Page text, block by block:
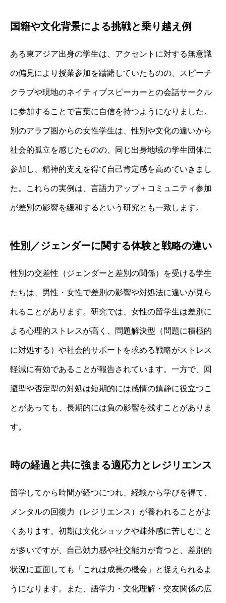
国籍や文化背景による挑戦と乗り越え例
ある東アジア出身の学生は、アクセントに対する無意識
の偏見により授業参加を躊躇していたものの、スピーチ
クラブや現地のネイティブスピーカーとの会話サークル
に参加することで言葉に自信を持つようになりました。
別のアラブ圏からの女性学生は、性別や文化の違いから
社会的孤立を感じたものの、同じ出身地域の学生団体に
参加し、精神的支えを得て自己肯定感を高めていきまし
た。これらの実例は、言語力アップ＋コミュニティ参加
が差別の影響を緩和するという研究とも一致します。
性別／ジェンダーに関する体験と戦略の違い
性別の交差性（ジェンダーと差別の関係）を受ける学生
たちは、男性・女性で差別の影響や対処法に違いが見ら
れることがあります。研究では、女性の留学生は差別に
よる心理的ストレスが高く、問題解決型（問題に積極的
に対処する）や社会的サポートを求める戦略がストレス
軽減に有効であることが報告されています。一方で、回
避型や否定型の対処は短期的には感情の鎮静に役立つこ
とがあっても、長期的には負の影響を残すことがありま
す。
時の経過と共に強まる適応力とレジリエンス
留学してから時間が経つにつれ、経験から学びを得て、
メンタルの回復力（レジリエンス）が養われることがよ
くあります。初期は文化ショックや疎外感に苦しむこと
が多いですが、自己効力感や社交能力が育つと、差別的
状況に直面しても「これは成長の機会」と捉えられるよ
うになります。また、語学力・文化理解・交友関係の広